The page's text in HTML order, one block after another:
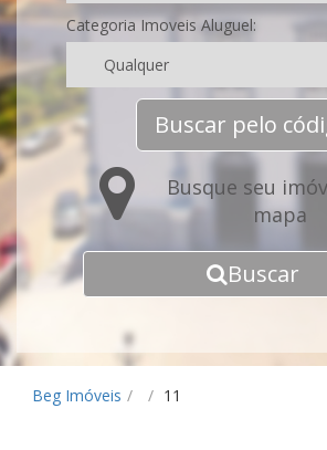
Categoria Imoveis Aluguel:
Buscar pelo
Busque seu
mapa
Buscar
Beg Imóveis / / 11